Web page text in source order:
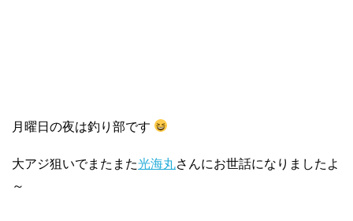
月曜日の夜は釣り部です
大アジ狙いでまたまた光海丸さんにお世話になりましたよ
～